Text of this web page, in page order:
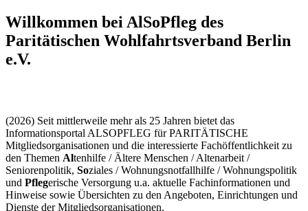
Willkommen bei AlSoPfleg des
Paritätischen Wohlfahrtsverband Berlin
e.V.
(2026) Seit mittlerweile mehr als 25 Jahren bietet das
Informationsportal ALSOPFLEG für PARITÄTISCHE
Mitgliedsorganisationen und die interessierte Fachöffentlichkeit zu
den Themen Altenhilfe / Ältere Menschen / Altenarbeit /
Seniorenpolitik, Soziales / Wohnungsnotfallhilfe / Wohnungspolitik
und Pflegerische Versorgung u.a. aktuelle Fachinformationen und
Hinweise sowie Übersichten zu den Angeboten, Einrichtungen und
Dienste der Mitgliedsorganisationen.